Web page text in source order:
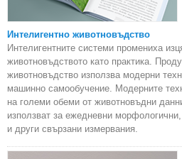
Интелигентно животновъдство
Интелигентните системи промениха
животновъдството като практика.
животновъдство използва модерни
машинно самообучение. Модерните
на големи обеми от животновъдни
използват за ежедневни
и други свързани измервания.